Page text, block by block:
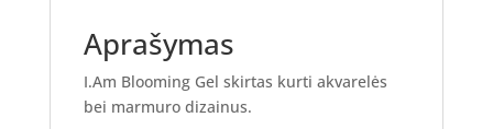
Aprašymas
I.Am Blooming Gel skirtas kurti akvarelės
bei marmuro dizainus.